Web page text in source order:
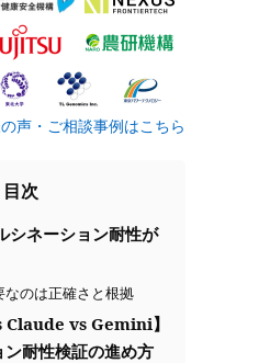
声・ご相談事例はこちら
目次
シネーション耐性が
なのは正確さと根拠
Claude vs Gemini】
耐性検証の進め方